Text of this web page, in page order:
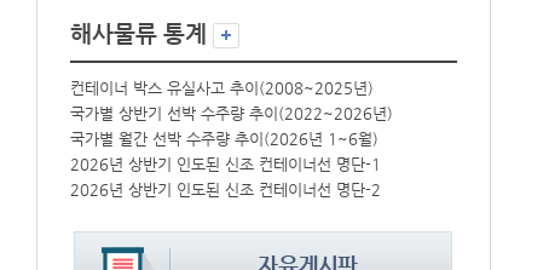
해사물류 통계
컨테이너 박스 유실사고 추이(2008~2025년)
국가별 상반기 선박 수주량 추이(2022~2026년)
국가별 월간 선박 수주량 추이(2026년 1~6월)
2026년 상반기 인도된 신조 컨테이너선 명단-1
2026년 상반기 인도된 신조 컨테이너선 명단-2